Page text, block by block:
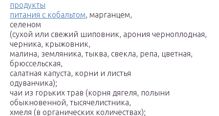
продукты
питания с кобальтом, марганцем,
селеном
(сухой или свежий шиповник, арония черноплодная,
черника, крыжовник,
малина, земляника, тыква, свекла, репа, цветная,
брюссельская,
салатная капуста, корни и листья
одуванчика);
чаи из горьких трав (корня дягеля, полыни
обыкновенной, тысячелистника,
хмеля (в органических количествах);